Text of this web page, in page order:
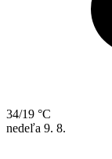
34/19 °C
nedeľa 9. 8.